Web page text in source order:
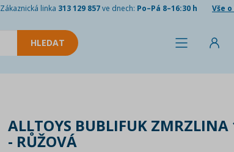
Zákaznická linka 313 129 857ve dnech: Po–Pá 8–16:30 h Vše
ALLTOYS BUBLIFUK
- RŮŽOVÁ